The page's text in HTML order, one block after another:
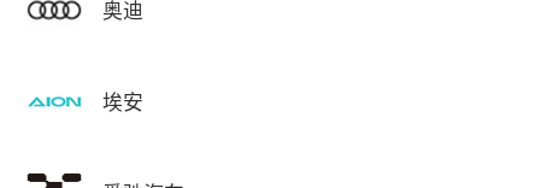
奥迪
埃安